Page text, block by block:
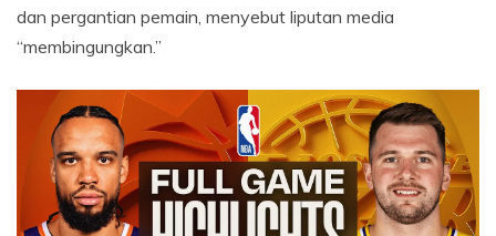
dan pergantian pemain, menyebut liputan media
“membingungkan.”